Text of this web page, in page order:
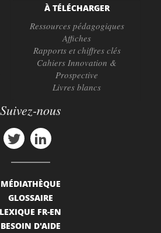
À TÉLÉCHARGER
Ressources pédagogiques
Affiches
Rapports et chiffres clés
Cahiers Innovation &
Prospective
Livres blancs
Suivez-nous
MÉDIATHÈQUE
GLOSSAIRE
LEXIQUE FR-EN
BESOIN D'AIDE